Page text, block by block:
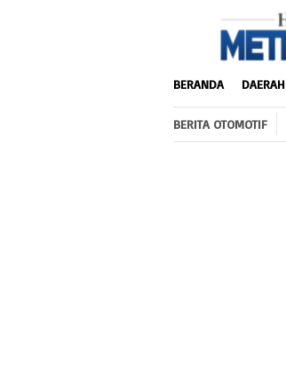
BERANDA DAERAH
BERITA OTOMOTIF